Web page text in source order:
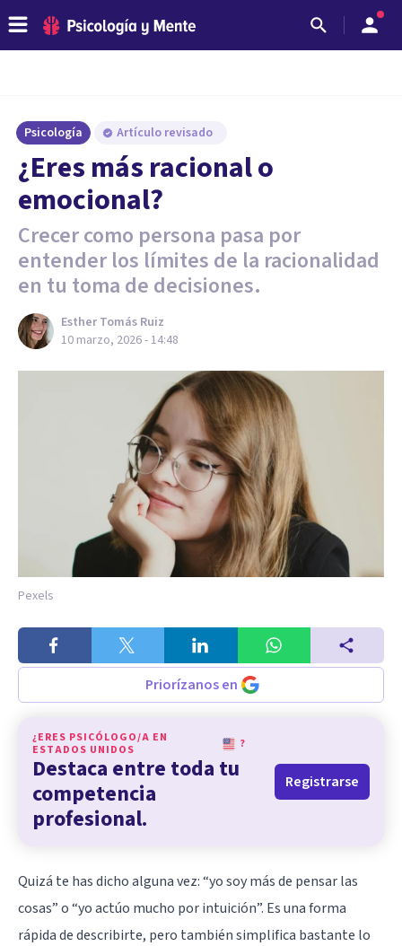
Psicología Artículo revisado
¿Eres más racional o
emocional?
Crecer como persona pasa por
entender los límites de la racionalidad
en tu toma de decisiones.
Esther Tomás Ruiz
10 marzo, 2026 - 14:48
Pexels
Priorízanos en
¿ERES PSICÓLOGO/A EN
ESTADOS UNIDOS
?
Destaca entre toda tu
competencia
profesional.
Registrarse
Quizá te has dicho alguna vez: “yo soy más de pensar las
cosas” o “yo actúo mucho por intuición”. Es una forma
rápida de describirte, pero también simplifica bastante lo